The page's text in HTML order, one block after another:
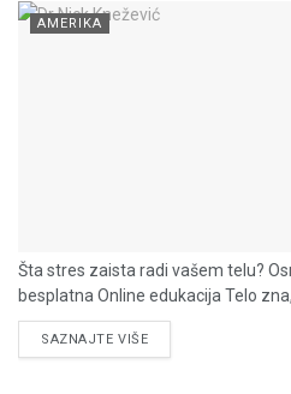
AMERIKA
Šta stres zaista radi vašem telu?
besplatna Online edukacija Telo
SAZNAJTE VIŠEDETAILS